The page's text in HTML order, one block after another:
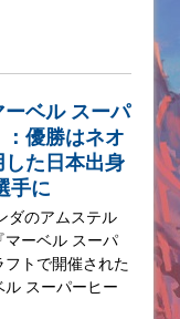
ベル スーパ
優勝はネオ
た日本出身
手に
ダのアムステル
マーベル スーパ
トで開催された
ル スーパーヒー